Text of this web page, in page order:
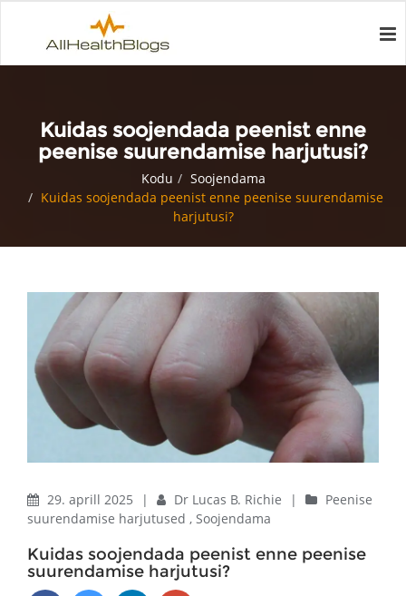
Kuidas soojendada peenist enne
peenise suurendamise harjutusi?
Kodu
Soojendama
Kuidas soojendada peenist enne peenise suurendamise
harjutusi?
29. aprill 2025 | Dr Lucas B. Richie |
Peenise
suurendamise harjutused , Soojendama
Kuidas soojendada peenist enne peenise
suurendamise harjutusi?